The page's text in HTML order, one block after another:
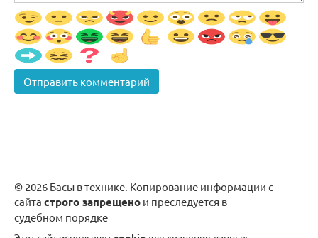
© 2026 Басы в технике. Копирование информации с
сайта строго запрещено и преследуется в
судебном порядке